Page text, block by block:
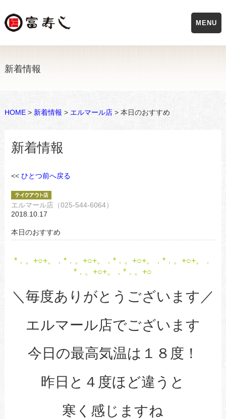
新着情報
HOME> 新着情報 > エルマール店> 本日のおすすめ
新着情報
<< ひとつ前へ戻る
エルマール店（025-544-6064）
2018.10.17
本日のおすすめ
*．。+○+。．*．。+○+。．*．。+○+。．*．。+○+。．
*．。+○+。．*．。+○
＼毎度ありがとうございます／
エルマール店でございます
今日の最高気温は１８度！
昨日と４度ほど違うと
寒く感じますね
MENU